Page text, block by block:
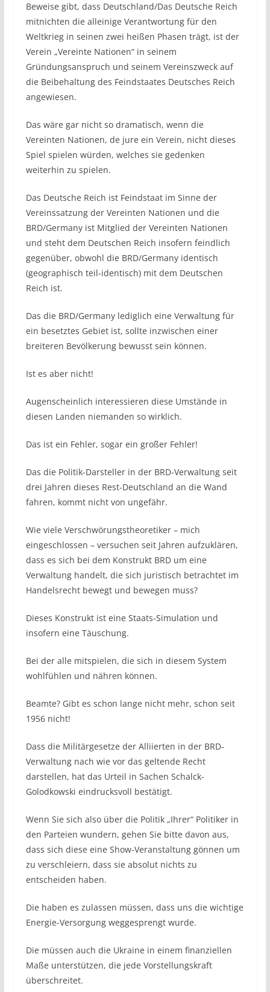
Beweise gibt, dass Deutschland/Das Deutsche Reich
mitnichten die alleinige Verantwortung für den
Weltkrieg in seinen zwei heißen Phasen trägt, ist der
Verein „Vereinte Nationen“ in seinem
Gründungsanspruch und seinem Vereinszweck auf
die Beibehaltung des Feindstaates Deutsches Reich
angewiesen.
Das wäre gar nicht so dramatisch, wenn die
Vereinten Nationen, de jure ein Verein, nicht dieses
Spiel spielen würden, welches sie gedenken
weiterhin zu spielen.
Das Deutsche Reich ist Feindstaat im Sinne der
Vereinssatzung der Vereinten Nationen und die
BRD/Germany ist Mitglied der Vereinten Nationen
und steht dem Deutschen Reich insofern feindlich
gegenüber, obwohl die BRD/Germany identisch
(geographisch teil-identisch) mit dem Deutschen
Reich ist.
Das die BRD/Germany lediglich eine Verwaltung für
ein besetztes Gebiet ist, sollte inzwischen einer
breiteren Bevölkerung bewusst sein können.
Ist es aber nicht!
Augenscheinlich interessieren diese Umstände in
diesen Landen niemanden so wirklich.
Das ist ein Fehler, sogar ein großer Fehler!
Das die Politik-Darsteller in der BRD-Verwaltung seit
drei Jahren dieses Rest-Deutschland an die Wand
fahren, kommt nicht von ungefähr.
Wie viele Verschwörungstheoretiker – mich
eingeschlossen – versuchen seit Jahren aufzuklären,
dass es sich bei dem Konstrukt BRD um eine
Verwaltung handelt, die sich juristisch betrachtet im
Handelsrecht bewegt und bewegen muss?
Dieses Konstrukt ist eine Staats-Simulation und
insofern eine Täuschung.
Bei der alle mitspielen, die sich in diesem System
wohlfühlen und nähren können.
Beamte? Gibt es schon lange nicht mehr, schon seit
1956 nicht!
Dass die Militärgesetze der Alliierten in der BRD-
Verwaltung nach wie vor das geltende Recht
darstellen, hat das Urteil in Sachen Schalck-
Golodkowski eindrucksvoll bestätigt.
Wenn Sie sich also über die Politik „Ihrer“ Politiker in
den Parteien wundern, gehen Sie bitte davon aus,
dass sich diese eine Show-Veranstaltung gönnen um
zu verschleiern, dass sie absolut nichts zu
entscheiden haben.
Die haben es zulassen müssen, dass uns die wichtige
Energie-Versorgung weggesprengt wurde.
Die müssen auch die Ukraine in einem finanziellen
Maße unterstützen, die jede Vorstellungskraft
überschreitet.